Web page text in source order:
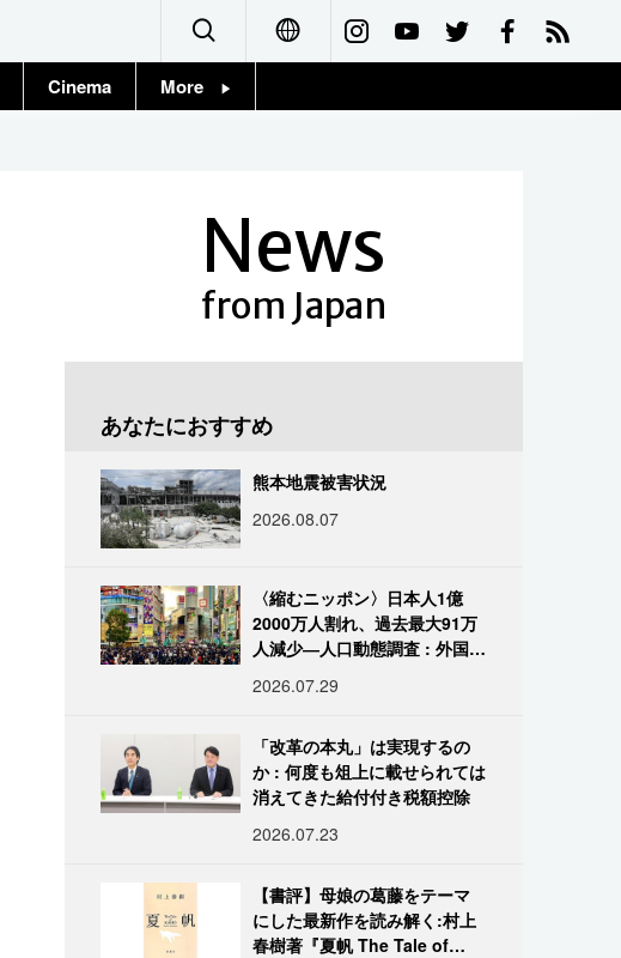
Français
Cinema More
News
from Japan
あなたにおすすめ
熊本地震被害状況
2026.08.07
〈縮むニッポン〉日本人1億
2000万人割れ、過去最大91万
人減少―人口動態調査 : 外国人
2026.07.29
「改革の本丸」は実現するの
か : 何度も俎上に載せられては
消えてきた給付付き税額控除
2026.07.23
【書評】母娘の葛藤をテーマ
にした最新作を読み解く:村上
春樹著『夏帆 The Tale of